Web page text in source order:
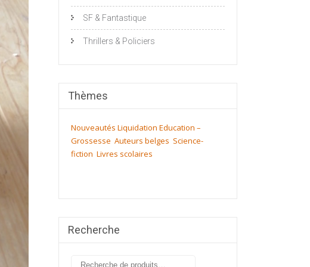
SF & Fantastique
Thrillers & Policiers
Thèmes
Nouveautés Liquidation Education –
Grossesse Auteurs belges Science-
fiction Livres scolaires
Recherche
Recherche